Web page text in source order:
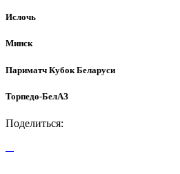
Ислочь
Минск
Париматч Кубок Беларуси
Торпедо-БелАЗ
Поделиться: